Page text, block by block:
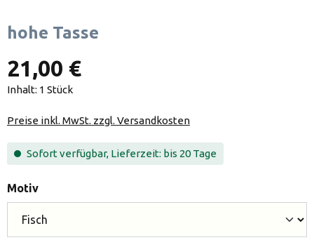
hohe Tasse
21,00 €
Inhalt: 1 Stück
Preise inkl. MwSt. zzgl. Versandkosten
Sofort verfügbar, Lieferzeit: bis 20 Tage
Motivauswählen